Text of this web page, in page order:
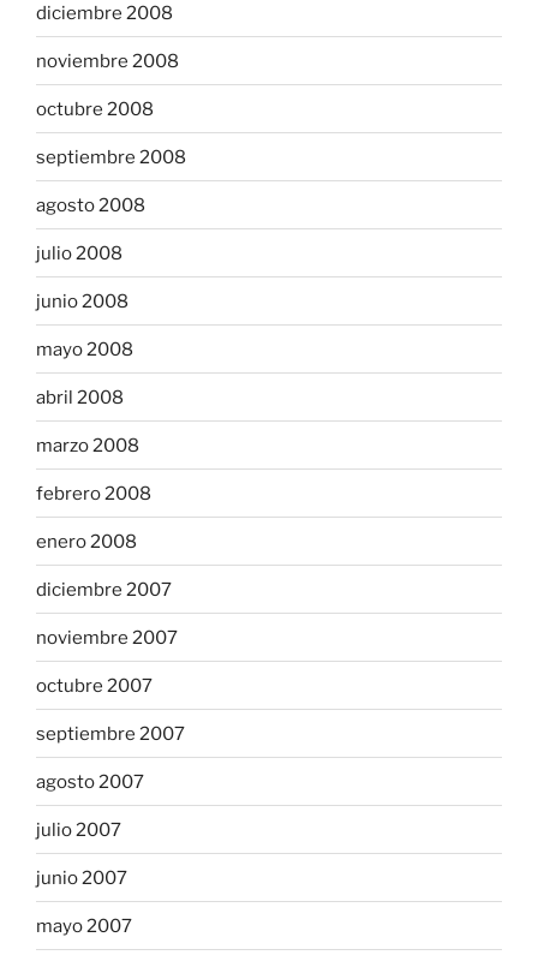
diciembre 2008
noviembre 2008
octubre 2008
septiembre 2008
agosto 2008
julio 2008
junio 2008
mayo 2008
abril 2008
marzo 2008
febrero 2008
enero 2008
diciembre 2007
noviembre 2007
octubre 2007
septiembre 2007
agosto 2007
julio 2007
junio 2007
mayo 2007